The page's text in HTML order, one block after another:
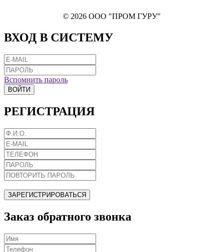
© 2026 ООО "ПРОМ ГУРУ"
ВХОД В СИСТЕМУ
Вспомнить пароль
ВОЙТИ
РЕГИСТРАЦИЯ
ЗАРЕГИСТРИРОВАТЬСЯ
Заказ обратного звонка